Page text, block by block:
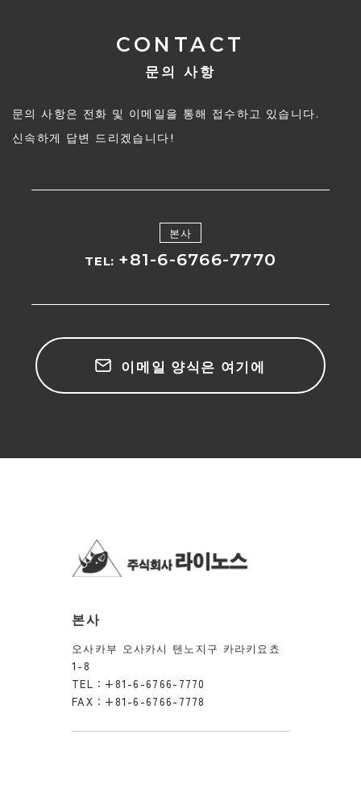
CONTACT
문의 사항
문의 사항은 전화 및 이메일을 통해 접수하고 있습니다.
신속하게 답변 드리겠습니다!
본사
TEL: +81-6-6766-7770
이메일 양식은 여기에
본사
오사카부 오사카시 텐노지구 카라키요쵸
1-8
TEL： +81-6-6766-7770
FAX：+81-6-6766-7778